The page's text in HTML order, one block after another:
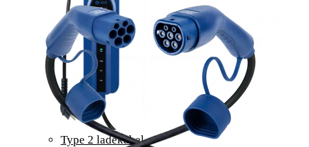
Type 2 ladekabel